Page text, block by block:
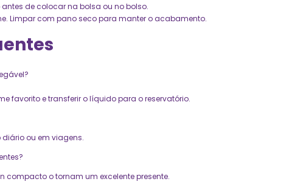
de colocar na bolsa ou no bolso.
Limpar com pano seco para manter o acabamento.
favorito e transferir o líquido para o reservatório.
ou em viagens.
compacto o tornam um excelente presente.